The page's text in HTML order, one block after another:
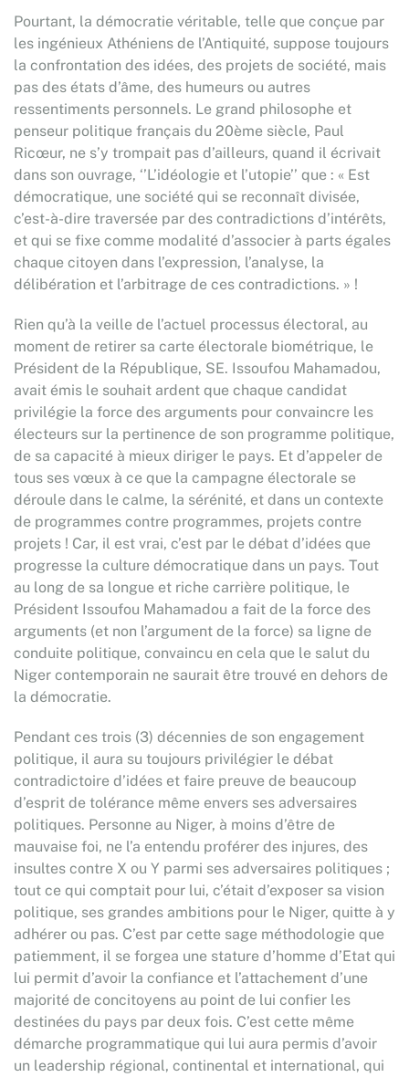
Pourtant, la démocratie véritable, telle que conçue par
les ingénieux Athéniens de l’Antiquité, suppose toujours
la confrontation des idées, des projets de société, mais
pas des états d’âme, des humeurs ou autres
ressentiments personnels. Le grand philosophe et
penseur politique français du 20ème siècle, Paul
Ricœur, ne s’y trompait pas d’ailleurs, quand il écrivait
dans son ouvrage, ‘’L’idéologie et l’utopie’’ que : « Est
démocratique, une société qui se reconnaît divisée,
c’est-à-dire traversée par des contradictions d’intérêts,
et qui se fixe comme modalité d’associer à parts égales
chaque citoyen dans l’expression, l’analyse, la
délibération et l’arbitrage de ces contradictions. » !
Rien qu’à la veille de l’actuel processus électoral, au
moment de retirer sa carte électorale biométrique, le
Président de la République, SE. Issoufou Mahamadou,
avait émis le souhait ardent que chaque candidat
privilégie la force des arguments pour convaincre les
électeurs sur la pertinence de son programme politique,
de sa capacité à mieux diriger le pays. Et d’appeler de
tous ses vœux à ce que la campagne électorale se
déroule dans le calme, la sérénité, et dans un contexte
de programmes contre programmes, projets contre
projets ! Car, il est vrai, c’est par le débat d’idées que
progresse la culture démocratique dans un pays. Tout
au long de sa longue et riche carrière politique, le
Président Issoufou Mahamadou a fait de la force des
arguments (et non l’argument de la force) sa ligne de
conduite politique, convaincu en cela que le salut du
Niger contemporain ne saurait être trouvé en dehors de
la démocratie.
Pendant ces trois (3) décennies de son engagement
politique, il aura su toujours privilégier le débat
contradictoire d’idées et faire preuve de beaucoup
d’esprit de tolérance même envers ses adversaires
politiques. Personne au Niger, à moins d’être de
mauvaise foi, ne l’a entendu proférer des injures, des
insultes contre X ou Y parmi ses adversaires politiques ;
tout ce qui comptait pour lui, c’était d’exposer sa vision
politique, ses grandes ambitions pour le Niger, quitte à y
adhérer ou pas. C’est par cette sage méthodologie que
patiemment, il se forgea une stature d’homme d’Etat qui
lui permit d’avoir la confiance et l’attachement d’une
majorité de concitoyens au point de lui confier les
destinées du pays par deux fois. C’est cette même
démarche programmatique qui lui aura permis d’avoir
un leadership régional, continental et international, qui